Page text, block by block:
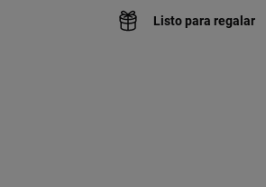
Listo para regalar